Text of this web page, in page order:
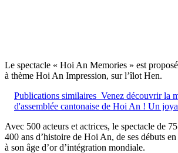
Le spectacle « Hoi An Memories » est
à thème Hoi An Impression, sur l’îlot Hen.
Publications similaires Venez découvrir la
d'assemblée cantonaise de Hoi An ! Un
Avec 500 acteurs et actrices, le spectacle de
400 ans d’histoire de Hoi An, de ses débuts
à son âge d’or d’intégration mondiale.